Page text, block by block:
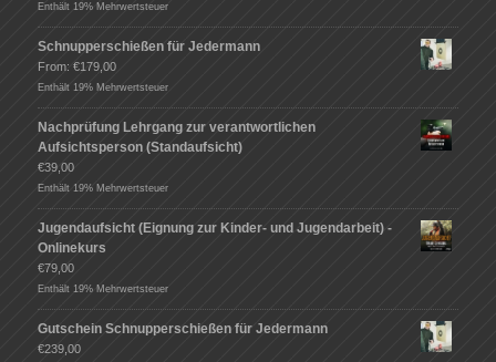
Enthält 19% Mehrwertsteuer
Schnupperschießen für Jedermann
From: €179,00
Enthält 19% Mehrwertsteuer
Nachprüfung Lehrgang zur verantwortlichen
Aufsichtsperson (Standaufsicht)
€39,00
Enthält 19% Mehrwertsteuer
Jugendaufsicht (Eignung zur Kinder- und Jugendarbeit) -
Onlinekurs
€79,00
Enthält 19% Mehrwertsteuer
Gutschein Schnupperschießen für Jedermann
€239,00